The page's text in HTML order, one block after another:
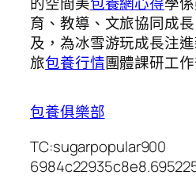
育、教導、文旅協同成
及，為冰雪游玩成長注
旅包養行情團體課研工
包養俱樂部
TC:sugarpopular900